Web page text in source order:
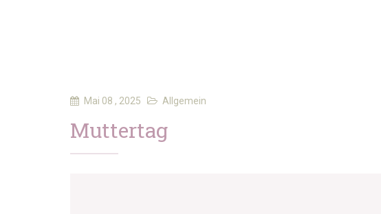
Mai 08 , 2025 Allgemein
Muttertag